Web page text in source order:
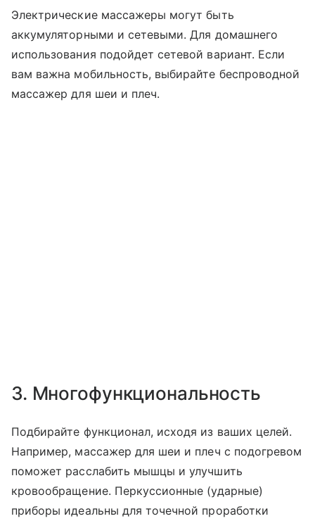
Электрические массажеры могут быть
аккумуляторными и сетевыми. Для домашнего
использования подойдет сетевой вариант. Если
вам важна мобильность, выбирайте беспроводной
массажер для шеи и плеч.
3. Многофункциональность
Подбирайте функционал, исходя из ваших целей.
Например, массажер для шеи и плеч с подогревом
поможет расслабить мышцы и улучшить
кровообращение. Перкуссионные (ударные)
приборы идеальны для точечной проработки